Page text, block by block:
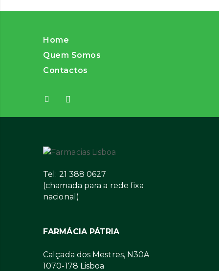
Home
Quem Somos
Contactos
Tel: 21 388 0627
(chamada para a rede fixa
nacional)
FARMÁCIA PÁTRIA
Calçada dos Mestres, N30A
1070-178 Lisboa